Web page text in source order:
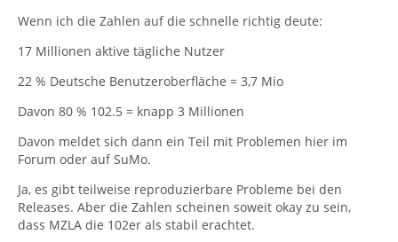
Wenn ich die Zahlen auf die schnelle richtig deute:
17 Millionen aktive tägliche Nutzer
22 % Deutsche Benutzeroberfläche = 3,7 Mio
Davon 80 % 102.5 = knapp 3 Millionen
Davon meldet sich dann ein Teil mit Problemen hier im
Forum oder auf SuMo.
Ja, es gibt teilweise reproduzierbare Probleme bei den
Releases. Aber die Zahlen scheinen soweit okay zu sein,
dass MZLA die 102er als stabil erachtet.